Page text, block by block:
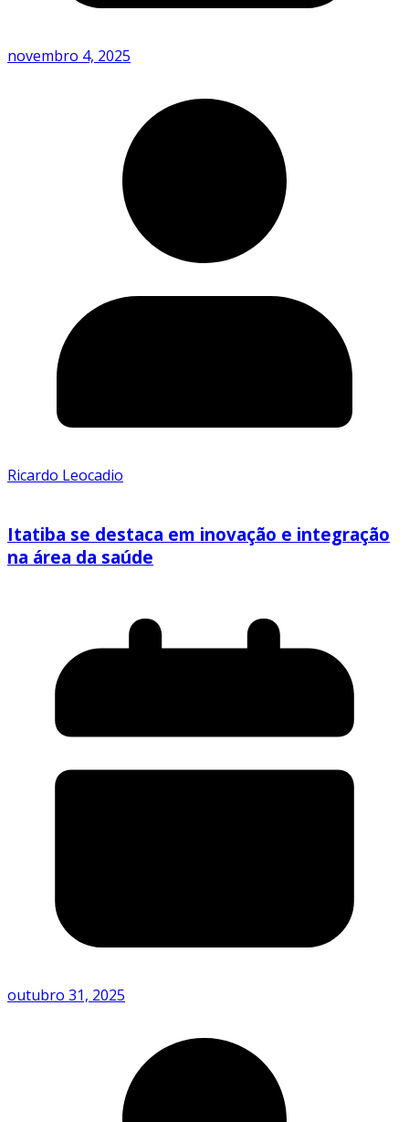
novembro 4, 2025
Ricardo Leocadio
Itatiba se destaca em inovação e integração
na área da saúde
outubro 31, 2025